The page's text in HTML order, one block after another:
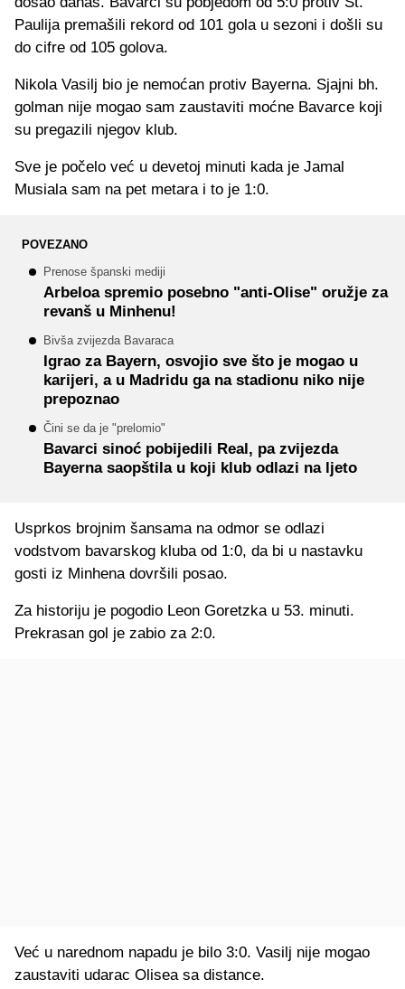
Paulija premašili rekord od 101 gola u sezoni i došli su
do cifre od 105 golova.
Nikola Vasilj bio je nemoćan protiv Bayerna. Sjajni bh.
golman nije mogao sam zaustaviti moćne Bavarce koji
su pregazili njegov klub.
Sve je počelo već u devetoj minuti kada je Jamal
Musiala sam na pet metara i to je 1:0.
POVEZANO
Prenose španski mediji
Arbeloa spremio posebno "anti-Olise" oružje za
revanš u Minhenu!
Bivša zvijezda Bavaraca
Igrao za Bayern, osvojio sve što je mogao u
karijeri, a u Madridu ga na stadionu niko nije
prepoznao
Čini se da je "prelomio"
Bavarci sinoć pobijedili Real, pa zvijezda
Bayerna saopštila u koji klub odlazi na ljeto
Usprkos brojnim šansama na odmor se odlazi
vodstvom bavarskog kluba od 1:0, da bi u nastavku
gosti iz Minhena dovršili posao.
Za historiju je pogodio Leon Goretzka u 53. minuti.
Prekrasan gol je zabio za 2:0.
Već u narednom napadu je bilo 3:0. Vasilj nije mogao
zaustaviti udarac Olisea sa distance.